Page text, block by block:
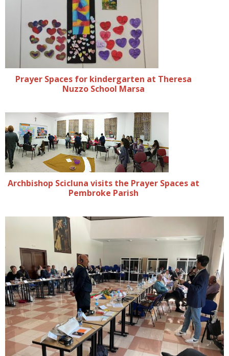
Prayer Spaces for kindergarten at Theresa
Nuzzo School Marsa
Archbishop Scicluna visits the Prayer Spaces at
Pembroke Parish